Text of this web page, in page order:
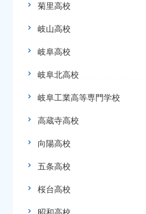
菊里高校
岐山高校
岐阜高校
岐阜北高校
岐阜工業高等専門学校
高蔵寺高校
向陽高校
五条高校
桜台高校
昭和高校